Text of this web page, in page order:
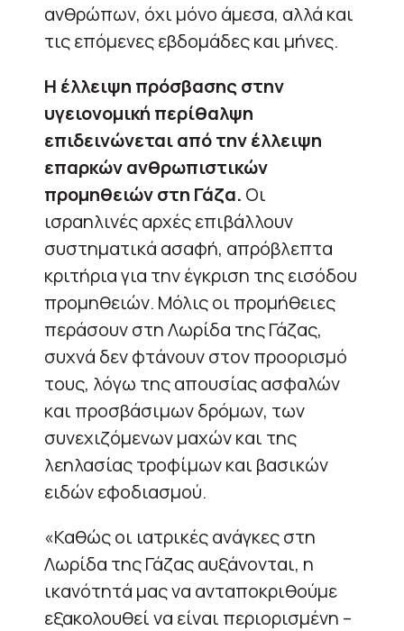
ανθρώπων, όχι μόνο άμεσα, αλλά και
τις επόμενες εβδομάδες και μήνες.
Η έλλειψη πρόσβασης στην
υγειονομική περίθαλψη
επιδεινώνεται από την έλλειψη
επαρκών ανθρωπιστικών
προμηθειών στη Γάζα. Οι
ισραηλινές αρχές επιβάλλουν
συστηματικά ασαφή, απρόβλεπτα
κριτήρια για την έγκριση της εισόδου
προμηθειών. Μόλις οι προμήθειες
περάσουν στη Λωρίδα της Γάζας,
συχνά δεν φτάνουν στον προορισμό
τους, λόγω της απουσίας ασφαλών
και προσβάσιμων δρόμων, των
συνεχιζόμενων μαχών και της
λεηλασίας τροφίμων και βασικών
ειδών εφοδιασμού.
«Καθώς οι ιατρικές ανάγκες στη
Λωρίδα της Γάζας αυξάνονται, η
ικανότητά μας να ανταποκριθούμε
εξακολουθεί να είναι περιορισμένη –